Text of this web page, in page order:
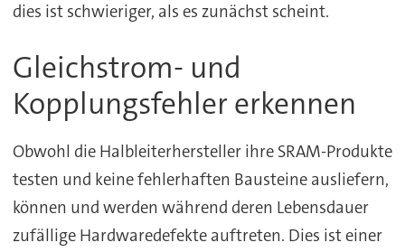
dies ist schwieriger, als es zunächst scheint.
Gleichstrom- und
Kopplungsfehler erkennen
Obwohl die Halbleiterhersteller ihre SRAM-Produkte
testen und keine fehlerhaften Bausteine ausliefern,
können und werden während deren Lebensdauer
zufällige Hardwaredefekte auftreten. Dies ist einer